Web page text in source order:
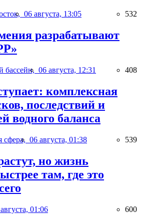
06 августа, 13:05 532
разрабатывают
бассейн, 06 августа, 12:31 408
комплексная
последствий и
водного баланса
сфера, 06 августа, 01:38 539
но жизнь
там, где это
01:06 600